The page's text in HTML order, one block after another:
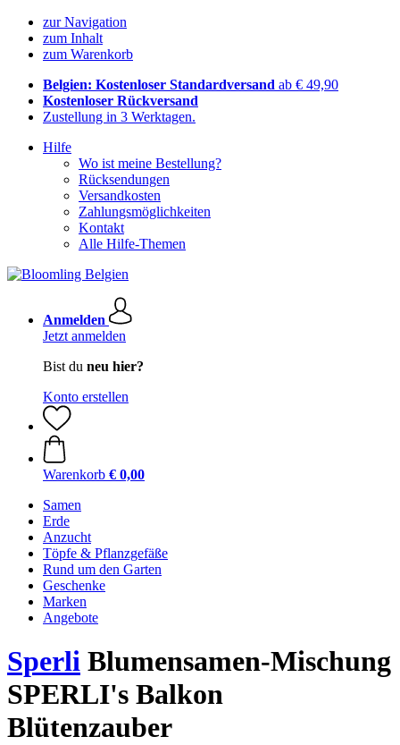
zur Navigation
zum Inhalt
zum Warenkorb
Belgien: Kostenloser Standardversand ab € 49,90
Kostenloser Rückversand
Zustellung in 3 Werktagen.
Hilfe
Wo ist meine Bestellung?
Rücksendungen
Versandkosten
Zahlungsmöglichkeiten
Kontakt
Alle Hilfe-Themen
Anmelden
Jetzt anmelden
Bist du neu hier?
Konto erstellen
Warenkorb € 0,00
Samen
Erde
Anzucht
Töpfe & Pflanzgefäße
Rund um den Garten
Geschenke
Marken
Angebote
Sperli Blumensamen-Mischung
SPERLI's Balkon
Blütenzauber